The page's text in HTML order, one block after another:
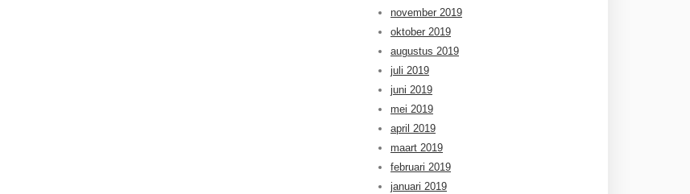
november 2019
oktober 2019
augustus 2019
juli 2019
juni 2019
mei 2019
april 2019
maart 2019
februari 2019
januari 2019